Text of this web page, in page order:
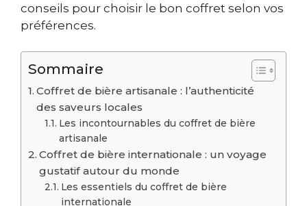
conseils pour choisir le bon coffret selon vos
préférences.
Sommaire
Coffret de bière artisanale : l’authenticité
des saveurs locales
Les incontournables du coffret de bière
artisanale
Coffret de bière internationale : un voyage
gustatif autour du monde
Les essentiels du coffret de bière
internationale